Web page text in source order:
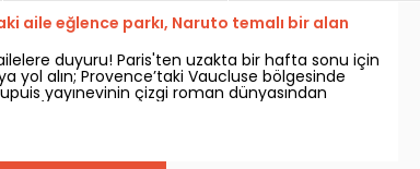
aile eğlence parkı, Naruto temalı bir alan
duyuru! Paris'ten uzakta bir hafta sonu için
yol alın; Provence’taki Vaucluse bölgesinde
yayınevinin çizgi roman dünyasından